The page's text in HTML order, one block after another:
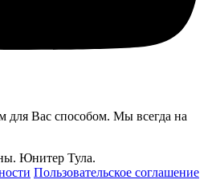
для Вас способом. Мы всегда на
Юнитер Тула.
Пользовательское соглашение